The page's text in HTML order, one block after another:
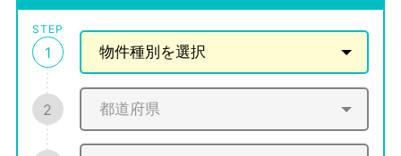
STEP
1
2